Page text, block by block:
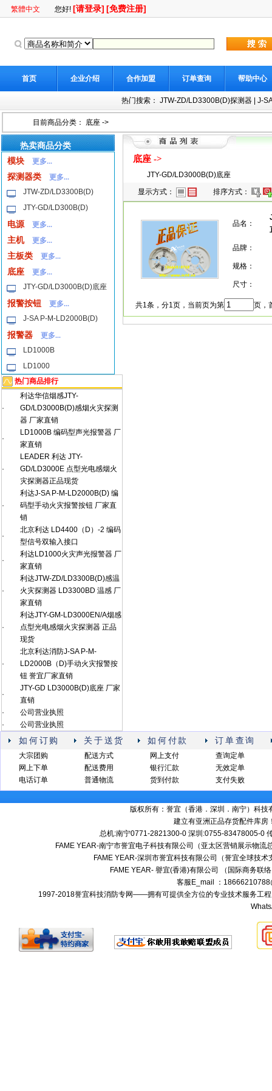
繁體中文 您好! [请登录] [免费注册]
首页 企业介绍 合作加盟 订单查询 帮助中心
热门搜索： JTW-ZD/LD3300B(D)探测器 J-
目前商品分类： 底座 ->
热卖商品分类
模块
更多...
探测器类
更多...
JTW-ZD/LD3300B(D)
JTY-GD/LD300B(D)
电源 更多...
主机 更多...
主板类 更多...
底座
更多...
JTY-GD/LD3000B(D)底座
报警按钮
更多...
J-SA P-M-LD2000B(D)
报警器
更多...
LD1000B
LD1000
热门商品排行
·
利达华信烟感JTY-
GD/LD3000B(D)感烟火灾探测
器 厂家直销
·
LD1000B 编码型声光报警器 厂
家直销
·
LEADER 利达 JTY-
GD/LD3000E 点型光电感烟火
灾探测器正品现货
·
利达J-SA P-M-LD2000B(D) 编
码型手动火灾报警按钮 厂家直
销
·
北京利达 LD4400（D）-2 编码
型信号双输入接口
·
利达LD1000火灾声光报警器 厂
家直销
·
利达JTW-ZD/LD3300B(D)感温
火灾探测器 LD3300BD 温感 厂
家直销
·
利达JTY-GM-LD3000EN/A烟感
点型光电感烟火灾探测器 正品
现货
·
北京利达消防J-SA P-M-
LD2000B（D)手动火灾报警按
钮 誉宜厂家直销
·
JTY-GD LD3000B(D)底座 厂家
直销
·
公司营业执照
·
公司营业执照
底座 ->
JTY-GD/LD3000B(D)底座
显示方式：
排序方式：
品名：
品牌：
规格：
尺寸：
共1条，分1页，当前页为第 页，
如何订购 关于送货 如何付款 订单查询
大宗团购
网上下单
电话订单
配送方式
配送费用
普通物流
网上支付
银行汇款
货到付款
查询定单
无效定单
支付失败
版权所有：誉宜（香港．深圳．南宁）科
建立有亚洲正品存货配件库房
总机:南宁0771-2821300-0 深圳:0755-83478005-
FAME YEAR-南宁市誉宜电子科技有限公司（亚太区营销展示物
FAME YEAR-深圳市誉宜科技有限公司（誉宜全球技
FAME YEAR- 譽宜(香港)有限公司 （国际商务联
客服E_mail ：
1997-2018誉宜科技消防专网——拥有可提供全方位的专业技术服务工